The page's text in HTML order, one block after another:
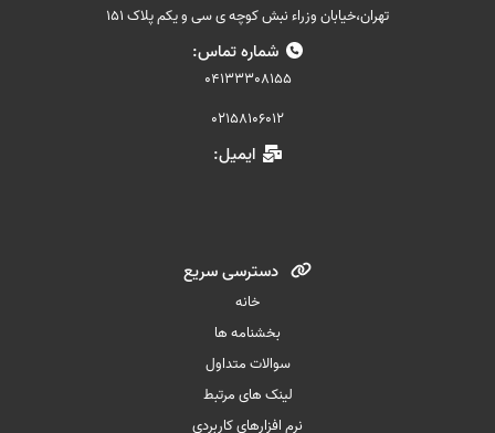
تهران،خیابان وزراء نبش کوچه ی سی و یکم پلاک 151
شماره تماس:
04133308155
02158106012
ایمیل:
دسترسی سریع
خانه
بخشنامه ها
سوالات متداول
لینک های مرتبط
نرم افزارهای کاربردی